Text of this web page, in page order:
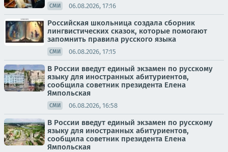
СМИ 06.08.2026, 17:16
Российская школьница создала сборник
лингвистических сказок, которые помогают
запомнить правила русского языка
СМИ 06.08.2026, 17:15
В России введут единый экзамен по русскому
языку для иностранных абитуриентов,
сообщила советник президента Елена
Ямпольская
СМИ 06.08.2026, 16:58
В России введут единый экзамен по русскому
языку для иностранных абитуриентов,
сообщила советник президента Елена
Ямпольская